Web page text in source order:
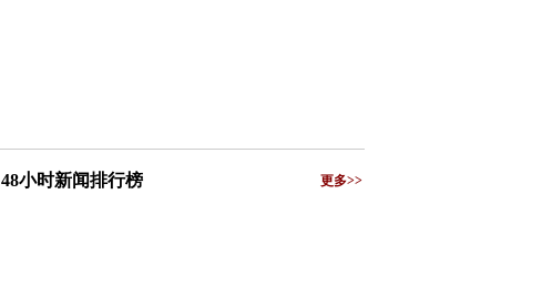
48小时新闻排行榜 更多>>